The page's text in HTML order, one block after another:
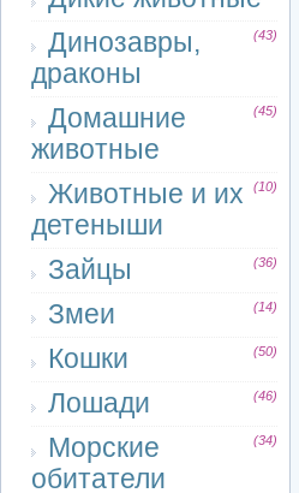
Динозавры,
драконы
(43)
Домашние
животные
(45)
Животные и их
детеныши
(10)
Зайцы (36)
Змеи (14)
Кошки (50)
Лошади (46)
Морские
обитатели
(34)